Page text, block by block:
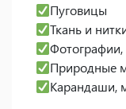
Пуговицы
Ткань и
Природные
Карандаши,